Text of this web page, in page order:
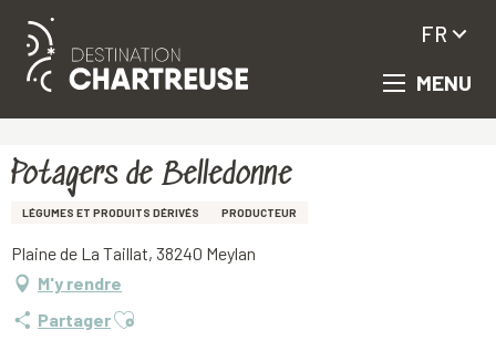
Aller
principal
MENU
FR
Potagers de Belledonne
LÉGUMES ET PRODUITS DÉRIVÉS PRODUCTEUR
Plaine de La Taillat, 38240 Meylan
M'y rendre
PartagerAjouter aux favoris